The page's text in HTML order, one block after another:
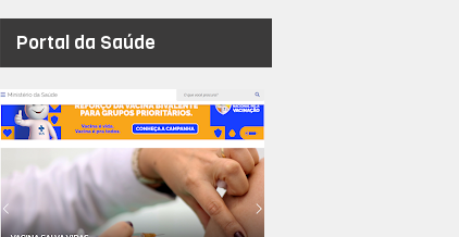
Portal da Saúde